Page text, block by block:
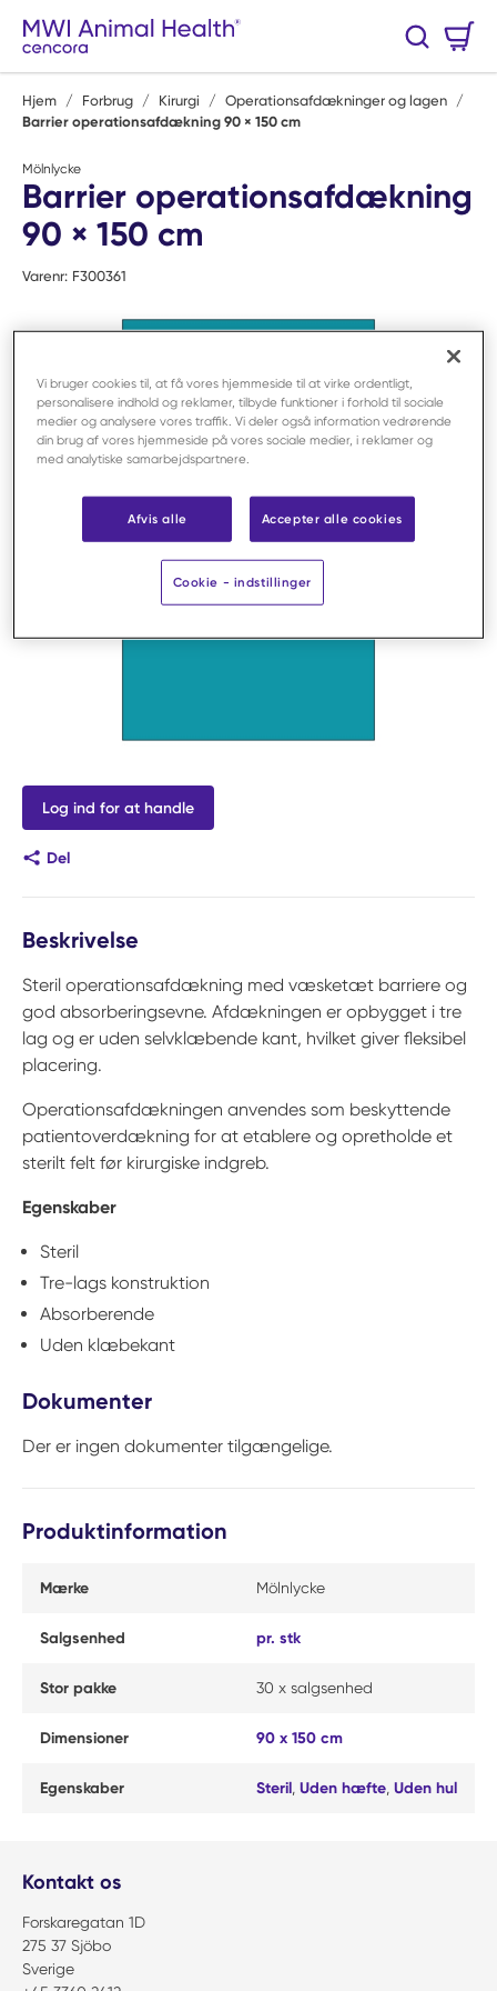
Spring til hovedindhold
Søg
Hjem / Forbrug / Kirurgi / Operationsafdækninger og lagen /
Barrier operationsafdækning 90 × 150 cm
Mölnlycke
Barrier operationsafdækning
90 × 150 cm
Varenr: F300361
Log ind for at handle
Del
Beskrivelse
Steril operationsafdækning med væsketæt barriere og
god absorberingsevne. Afdækningen er opbygget i tre
lag og er uden selvklæbende kant, hvilket giver fleksibel
placering.
Operationsafdækningen anvendes som beskyttende
patientoverdækning for at etablere og opretholde et
sterilt felt før kirurgiske indgreb.
Egenskaber
Steril
Tre-lags konstruktion
Absorberende
Uden klæbekant
Dokumenter
Der er ingen dokumenter tilgængelige.
Produktinformation
Mærke Mölnlycke
Salgsenhed pr. stk
Stor pakke 30 x salgsenhed
Dimensioner 90 x 150 cm
Egenskaber Steril Uden hæfte Uden hul
Kontakt os
Forskaregatan 1D
275 37 Sjöbo
Sverige
Vi bruger cookies til, at få vores hjemmeside til at virke ordentligt,
personalisere indhold og reklamer, tilbyde funktioner i forhold til sociale
medier og analysere vores traffik. Vi deler også information vedrørende
din brug af vores hjemmeside på vores sociale medier, i reklamer og
med analytiske samarbejdspartnere.
Afvis alle Accepter alle cookies
Cookie - indstillinger